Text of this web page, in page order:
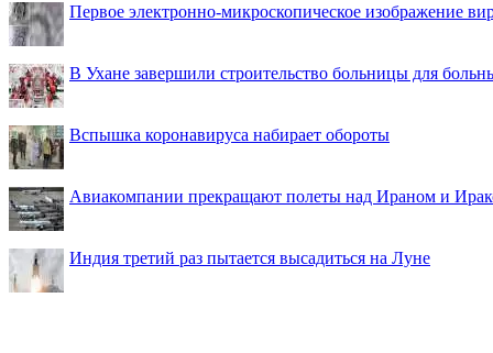
Первое электронно-микроскопическое изображение
В Ухане завершили строительство больницы для
Вспышка коронавируса набирает обороты
Авиакомпании прекращают полеты над Ираном и
Индия третий раз пытается высадиться на Луне